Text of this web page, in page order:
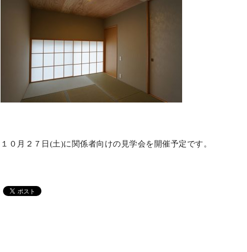
１０月２７日(土)に関係者向けの見学会を開催予定です。